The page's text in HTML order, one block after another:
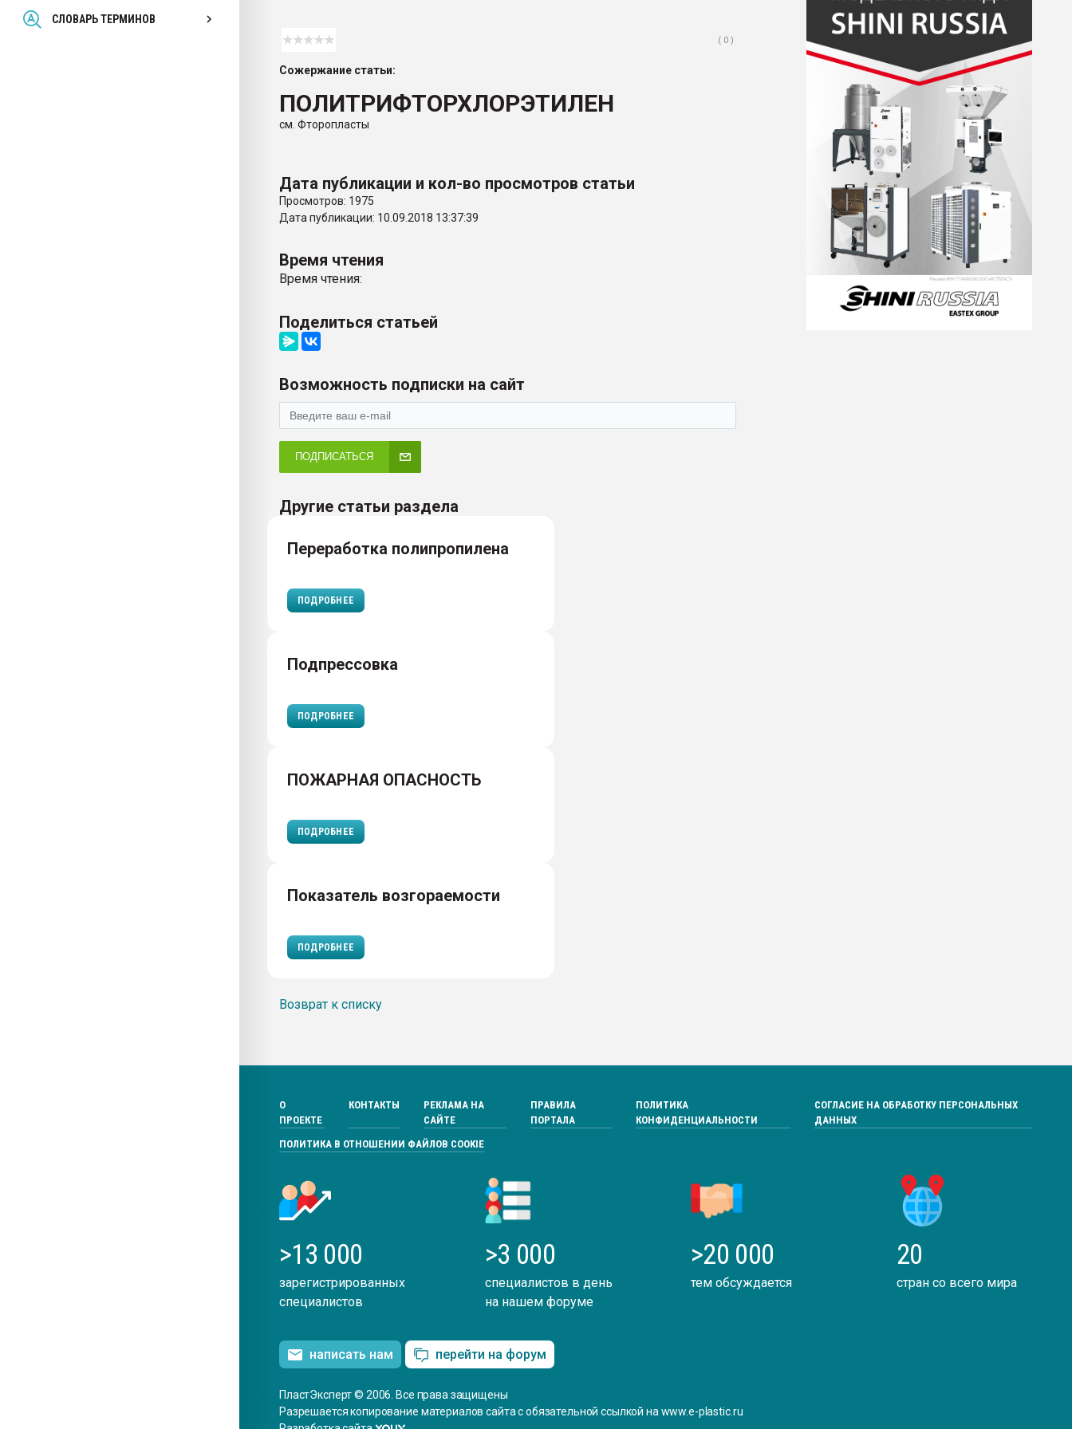
СЛОВАРЬ ТЕРМИНОВ
ПЕРЕЙТИ НА ФОРУМ
( 0 )
Сожержание статьи:
ПОЛИТРИФТОРХЛОРЭТИЛЕН
см. Фторопласты
Дата публикации и кол-во просмотров статьи
Просмотров: 1975
Дата публикации: 10.09.2018 13:37:39
Время чтения
Время чтения:
Поделиться статьей
Возможность подписки на сайт
ПОДПИСАТЬСЯ
Другие статьи раздела
Переработка полипропилена
ПОДРОБНЕЕ
Подпрессовка
ПОДРОБНЕЕ
ПОЖАРНАЯ ОПАСНОСТЬ
ПОДРОБНЕЕ
Показатель возгораемости
ПОДРОБНЕЕ
Возврат к списку
О
ПРОЕКТЕ
КОНТАКТЫ
РЕКЛАМА НА
САЙТЕ
ПРАВИЛА
ПОРТАЛА
ПОЛИТИКА
КОНФИДЕНЦИАЛЬНОСТИ
СОГЛАСИЕ НА ОБРАБОТКУ ПЕРСОНАЛЬНЫХ
ДАННЫХ
ПОЛИТИКА В ОТНОШЕНИИ ФАЙЛОВ COOKIE
>13 000
зарегистрированных
специалистов
>3 000
специалистов в день
на нашем форуме
>20 000
тем обсуждается
20
стран со всего мира
написать нам перейти на форум
ПластЭксперт © 2006. Все права защищены
Разрешается копирование материалов сайта с обязательной ссылкой на www.e-plastic.ru